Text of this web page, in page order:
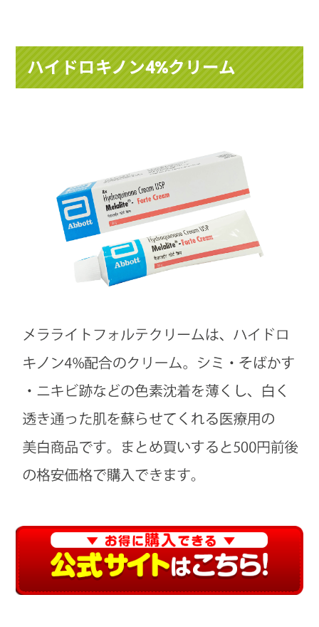
ハイドロキノン4%クリーム